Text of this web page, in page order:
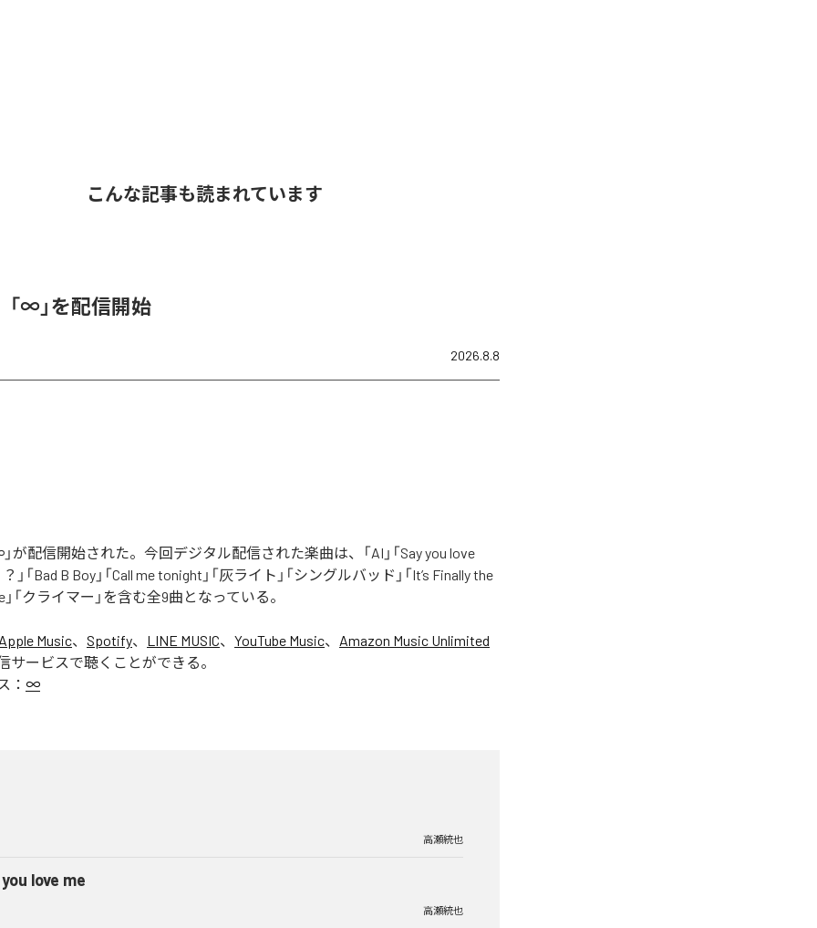
こんな記事も読まれています
∞」を配信開始
2026.8.8
が配信開始された。今回デジタル配信された楽曲は、「AI」「Say you love
」「Bad B Boy」「Call me tonight」「灰ライト」「シングルバッド」「It’s Finally the
「クライマー」を含む全9曲となっている。
Music、 Spotify、 LINE MUSIC、 YouTube Music、 Amazon Music Unlimited
サービスで聴くことができる。
： ∞
高瀬統也
love me
高瀬統也